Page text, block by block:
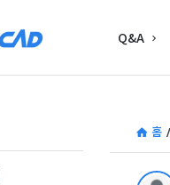
캐
드
Q&A
홈 /